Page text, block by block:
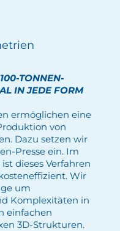
TONNEN-
IN JEDE FORM
ermöglichen eine
von
Dazu setzen wir
Presse ein. Im
dieses Verfahren
Wir
um
Komplexitäten in
einfachen
3D-Strukturen.